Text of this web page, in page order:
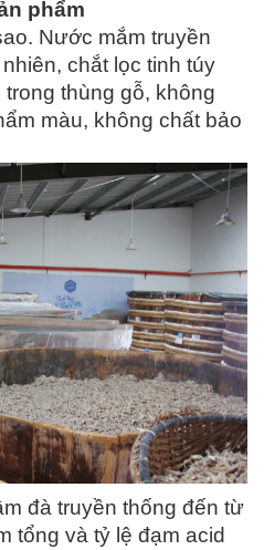
phẩm
Nước mắm truyền
chắt lọc tinh túy
thùng gỗ, không
màu, không chất bảo
đà truyền thống đến từ
tổng và tỷ lệ đạm acid